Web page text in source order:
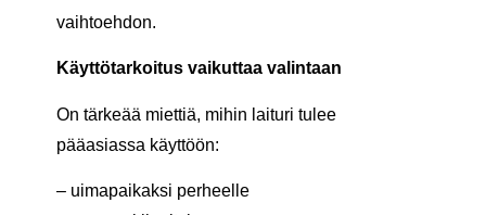
vaihtoehdon.
Käyttötarkoitus vaikuttaa valintaan
On tärkeää miettiä, mihin laituri tulee
pääasiassa käyttöön:
– uimapaikaksi perheelle